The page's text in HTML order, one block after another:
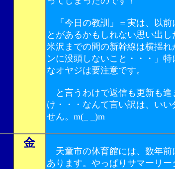
「今日の教訓」＝実は、以前
とがあるかもしれない思い出
米沢までの間の新幹線は横揺れ
ンに没頭しないこと・・・」
なオヤジは要注意です。
と言うわけで返信も更新も進
け・・・なんて言い訳は、いい
せん。m(_ _)m
金
天童市の体育館には、数年前
あります。やっぱりサマーリー